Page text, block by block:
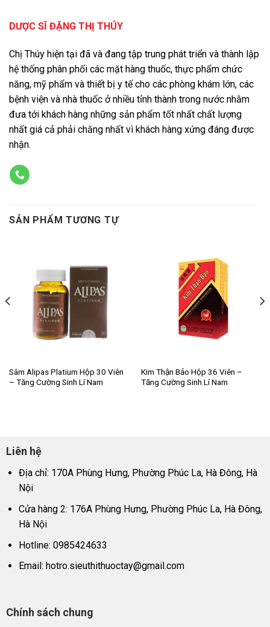
DƯỢC SĨ ĐẶNG THỊ THÚY
Chị Thúy hiện tại đã và đang tập trung phát triển và thành lập
hệ thống phân phối các mặt hàng thuốc, thực phẩm chức
năng, mỹ phẩm và thiết bị y tế cho các phòng khám lớn, các
bệnh viện và nhà thuốc ở nhiều tỉnh thành trong nước nhằm
đưa tới khách hàng những sản phẩm tốt nhất chất lượng
nhất giá cả phải chăng nhất vì khách hàng xứng đáng được
nhận.
SẢN PHẨM TƯƠNG TỰ
Sâm Alipas Platium Hộp 30 Viên
– Tăng Cường Sinh Lí Nam
Kim Thận Bảo Hộp 36 Viên –
Tăng Cường Sinh Lí Nam
Liên hệ
Địa chỉ: 170A Phùng Hưng, Phường Phúc La, Hà Đông, Hà
Nội
Cửa hàng 2: 176A Phùng Hưng, Phường Phúc La, Hà Đông,
Hà Nội
Hotline: 0985424633
Email: hotro.sieuthithuoctay@gmail.com
Chính sách chung